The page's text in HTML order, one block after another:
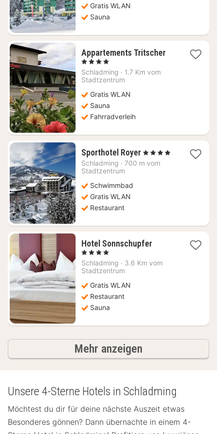
Gratis WLAN
Sauna
Appartements Tritscher1
, 4 Sterne
Schladming · 1.7 Km vom
Stadtzentrum
Gratis WLAN
Sauna
Fahrradverleih
Sporthotel Royer1
Nacht
, 4 Sterne
Schladming · 700 m vom
Stadtzentrum
Schwimmbad
Gratis WLAN
Restaurant
Hotel Sonnschupfer1
ab
, 4 Sterne
Schladming · 3.6 Km vom
Stadtzentrum
Gratis WLAN
Restaurant
Sauna
Mehr anzeigen
Unsere 4-Sterne Hotels in Schladming
Möchtest du dir für deine nächste Auszeit etwas
Besonderes gönnen? Dann übernachte in einem 4-